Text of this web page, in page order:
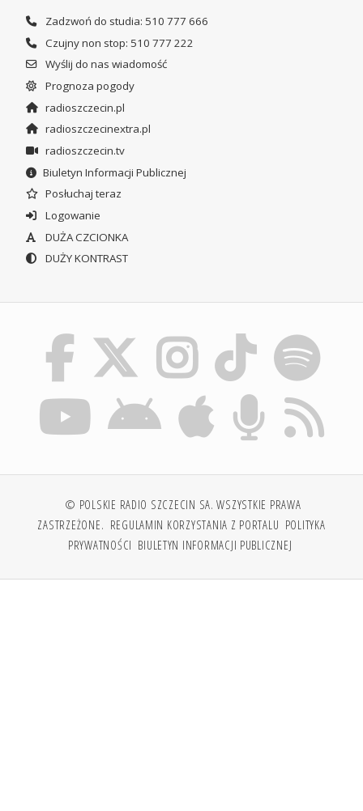
Zadzwoń do studia: 510 777 666
Czujny non stop: 510 777 222
Wyślij do nas wiadomość
Prognoza pogody
radioszczecin.pl
radioszczecinextra.pl
radioszczecin.tv
Biuletyn Informacji Publicznej
Posłuchaj teraz
Logowanie
DUŻA CZCIONKA
DUŻY KONTRAST
© POLSKIE RADIO SZCZECIN SA. WSZYSTKIE PRAWA
ZASTRZEŻONE. REGULAMIN KORZYSTANIA Z PORTALU POLITYKA
PRYWATNOŚCI BIULETYN INFORMACJI PUBLICZNEJ